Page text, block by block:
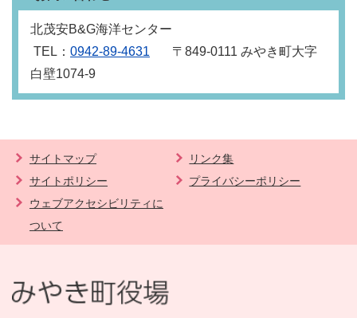
北茂安B&G海洋センター
TEL： 0942-89-4631 〒849‐0111 みやき町大字
白壁1074‐9
サイトマップ
リンク集
サイトポリシー
プライバシーポリシー
ウェブアクセシビリティに
ついて